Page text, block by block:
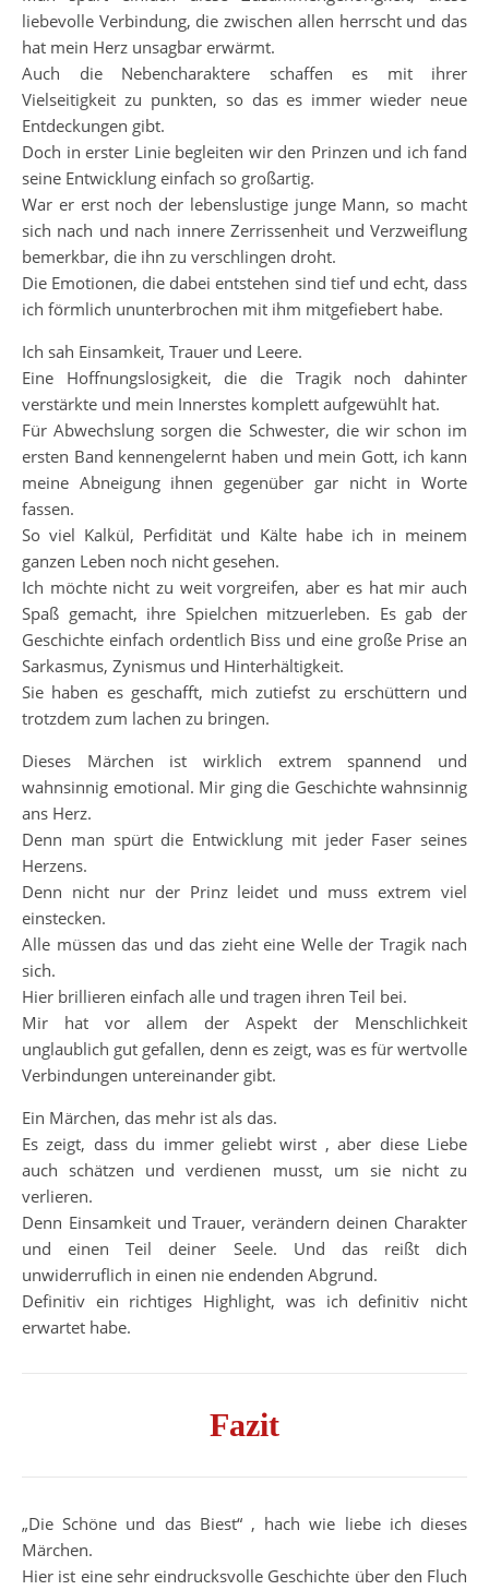
liebevolle Verbindung, die zwischen allen herrscht und das
hat mein Herz unsagbar erwärmt.
Auch die Nebencharaktere schaffen es mit ihrer
Vielseitigkeit zu punkten, so das es immer wieder neue
Entdeckungen gibt.
Doch in erster Linie begleiten wir den Prinzen und ich fand
seine Entwicklung einfach so großartig.
War er erst noch der lebenslustige junge Mann, so macht
sich nach und nach innere Zerrissenheit und Verzweiflung
bemerkbar, die ihn zu verschlingen droht.
Die Emotionen, die dabei entstehen sind tief und echt, dass
ich förmlich ununterbrochen mit ihm mitgefiebert habe.
Ich sah Einsamkeit, Trauer und Leere.
Eine Hoffnungslosigkeit, die die Tragik noch dahinter
verstärkte und mein Innerstes komplett aufgewühlt hat.
Für Abwechslung sorgen die Schwester, die wir schon im
ersten Band kennengelernt haben und mein Gott, ich kann
meine Abneigung ihnen gegenüber gar nicht in Worte
fassen.
So viel Kalkül, Perfidität und Kälte habe ich in meinem
ganzen Leben noch nicht gesehen.
Ich möchte nicht zu weit vorgreifen, aber es hat mir auch
Spaß gemacht, ihre Spielchen mitzuerleben. Es gab der
Geschichte einfach ordentlich Biss und eine große Prise an
Sarkasmus, Zynismus und Hinterhältigkeit.
Sie haben es geschafft, mich zutiefst zu erschüttern und
trotzdem zum lachen zu bringen.
Dieses Märchen ist wirklich extrem spannend und
wahnsinnig emotional. Mir ging die Geschichte wahnsinnig
ans Herz.
Denn man spürt die Entwicklung mit jeder Faser seines
Herzens.
Denn nicht nur der Prinz leidet und muss extrem viel
einstecken.
Alle müssen das und das zieht eine Welle der Tragik nach
sich.
Hier brillieren einfach alle und tragen ihren Teil bei.
Mir hat vor allem der Aspekt der Menschlichkeit
unglaublich gut gefallen, denn es zeigt, was es für wertvolle
Verbindungen untereinander gibt.
Ein Märchen, das mehr ist als das.
Es zeigt, dass du immer geliebt wirst , aber diese Liebe
auch schätzen und verdienen musst, um sie nicht zu
verlieren.
Denn Einsamkeit und Trauer, verändern deinen Charakter
und einen Teil deiner Seele. Und das reißt dich
unwiderruflich in einen nie endenden Abgrund.
Definitiv ein richtiges Highlight, was ich definitiv nicht
erwartet habe.
Fazit
„Die Schöne und das Biest“ , hach wie liebe ich dieses
Märchen.
Hier ist eine sehr eindrucksvolle Geschichte über den Fluch